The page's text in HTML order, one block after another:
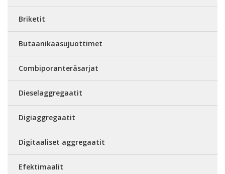
Briketit
Butaanikaasujuottimet
Combiporanteräsarjat
Dieselaggregaatit
Digiaggregaatit
Digitaaliset aggregaatit
Efektimaalit